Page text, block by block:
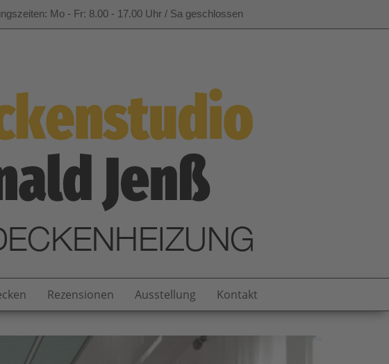
Mo - Fr: 8.00 - 17.00 Uhr / Sa geschlossen
Rezensionen Ausstellung Kontakt